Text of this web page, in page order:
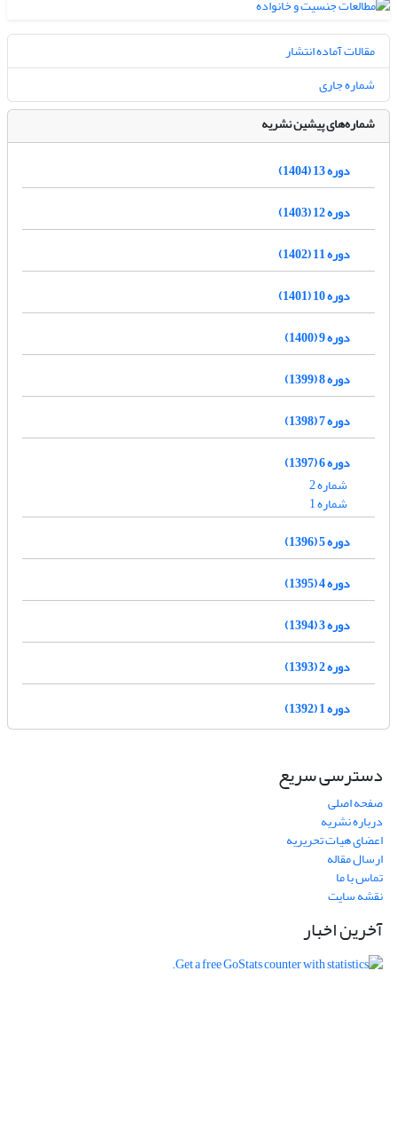
مقالات آماده انتشار
شماره جاری
شماره‌های پیشین نشریه
دوره 13 (1404)
دوره 12 (1403)
دوره 11 (1402)
دوره 10 (1401)
دوره 9 (1400)
دوره 8 (1399)
دوره 7 (1398)
دوره 6 (1397)
شماره 2
شماره 1
دوره 5 (1396)
دوره 4 (1395)
دوره 3 (1394)
دوره 2 (1393)
دوره 1 (1392)
دسترسی سریع
صفحه اصلی
درباره نشریه
اعضای هیات تحریریه
ارسال مقاله
تماس با ما
نقشه سایت
آخرین اخبار